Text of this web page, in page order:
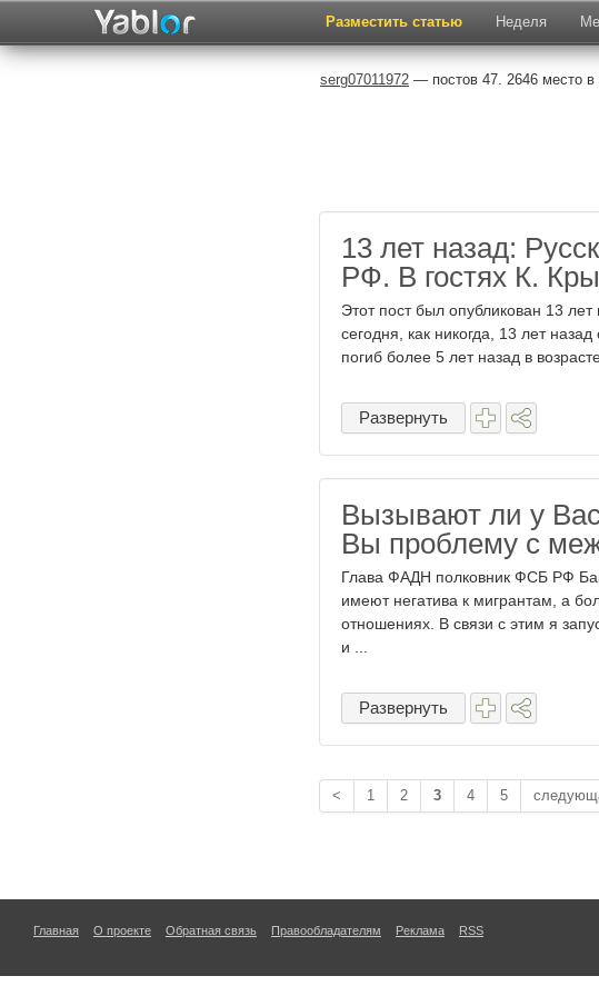
Разместить статью Неделя
serg07011972 — постов 47. 2646 место в
13 лет назад:
РФ. В гостях К.
Этот пост был опубликован 13
сегодня, как никогда, 13 лет
погиб более 5 лет назад в
Развернуть
Вызывают ли у
Вы проблему с
Глава ФАДН полковник ФСБ РФ
имеют негатива к мигрантам, а
отношениях. В связи с этим я
и ...
Развернуть
< 1 2 3 4 5
Главная О проекте Обратная связь Правообладателям Реклама RSS